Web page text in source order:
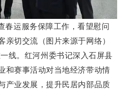
春运服务保障工作，看望慰问
切交流（图片来源于网络）
线。红河州委书记深入石屏县
和赛事活动对当地经济带动情
产业发展，提升民居内部品质